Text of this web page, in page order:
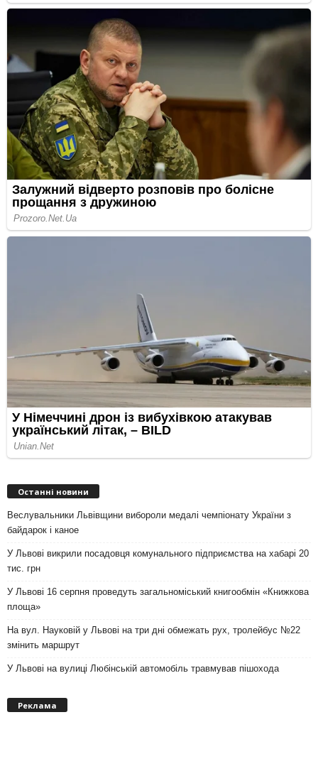
Останні новини
Веслувальники Львівщини вибороли медалі чемпіонату України з
байдарок і каное
У Львові викрили посадовця комунального підприємства на хабарі 20
тис. грн
У Львові 16 серпня проведуть загальноміський книгообмін «Книжкова
площа»
На вул. Науковій у Львові на три дні обмежать рух, тролейбус №22
змінить маршрут
У Львові на вулиці Любінській автомобіль травмував пішохода
Реклама